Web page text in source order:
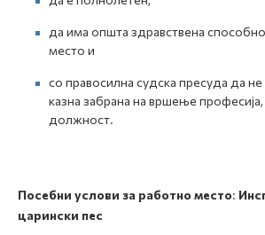
да има општа здравствена
место и
со правосилна судска пресуда да
казна забрана на вршење професија,
должност.
Посебни услови за работно место:
царински пес